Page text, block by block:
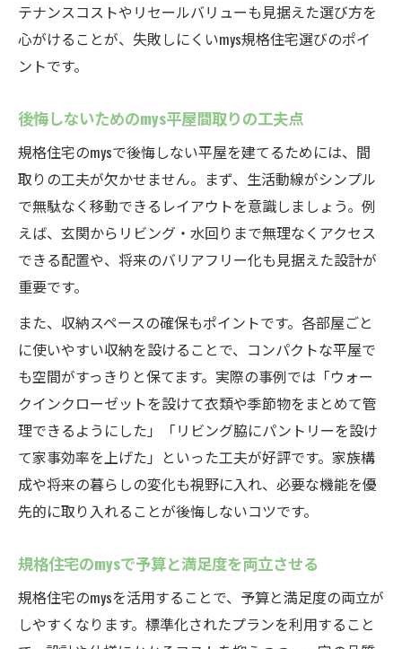
テナンスコストやリセールバリューも見据えた選び方を
心がけることが、失敗しにくいmys規格住宅選びのポイ
ントです。
後悔しないためのmys平屋間取りの工夫点
規格住宅のmysで後悔しない平屋を建てるためには、間
取りの工夫が欠かせません。まず、生活動線がシンプル
で無駄なく移動できるレイアウトを意識しましょう。例
えば、玄関からリビング・水回りまで無理なくアクセス
できる配置や、将来のバリアフリー化も見据えた設計が
重要です。
また、収納スペースの確保もポイントです。各部屋ごと
に使いやすい収納を設けることで、コンパクトな平屋で
も空間がすっきりと保てます。実際の事例では「ウォー
クインクローゼットを設けて衣類や季節物をまとめて管
理できるようにした」「リビング脇にパントリーを設け
て家事効率を上げた」といった工夫が好評です。家族構
成や将来の暮らしの変化も視野に入れ、必要な機能を優
先的に取り入れることが後悔しないコツです。
規格住宅のmysで予算と満足度を両立させる
規格住宅のmysを活用することで、予算と満足度の両立が
しやすくなります。標準化されたプランを利用すること